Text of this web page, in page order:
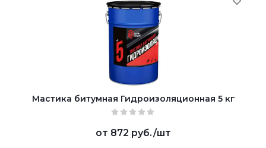
Мастика битумная Гидроизоляционная 5 кг
от 872 руб./шт